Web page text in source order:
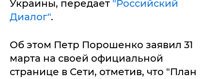
Украины, передает "Российский
Диалог".
Об этом Петр Порошенко заявил 31
марта на своей официальной
странице в Сети, отметив, что "План